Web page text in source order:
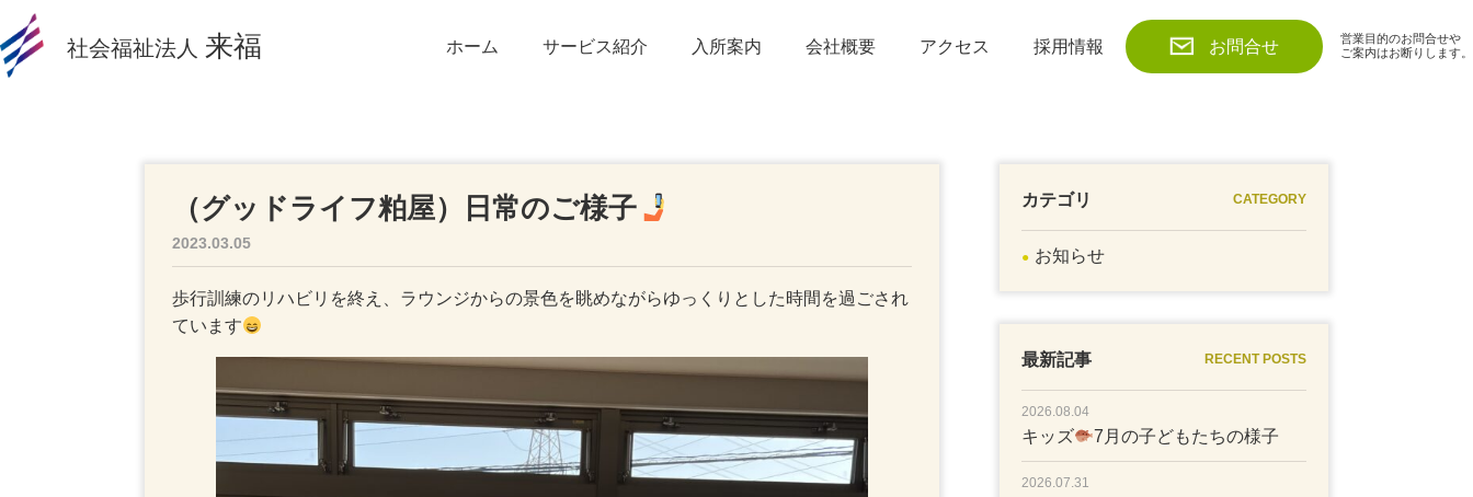
社会福祉法人 来福 お問合せ
営業目的のお問合せや
ご案内はお断りします。
ホーム サービス紹介 入所案内 会社概要 アクセス 採用情報
（グッドライフ粕屋）日常のご様子
2023.03.05
歩行訓練のリハビリを終え、ラウンジからの景色を眺めながらゆっくりとした時間を過ごされ
ています
カテゴリ CATEGORY
お知らせ
最新記事 RECENT POSTS
2026.08.04
キッズ 7月の子どもたちの様子
2026.07.31